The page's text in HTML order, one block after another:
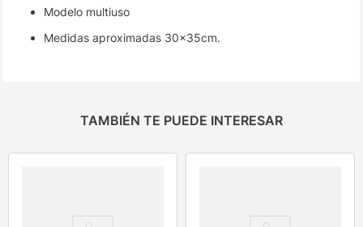
Modelo multiuso
Medidas aproximadas 30x35cm.
TAMBIÉN TE PUEDE INTERESAR